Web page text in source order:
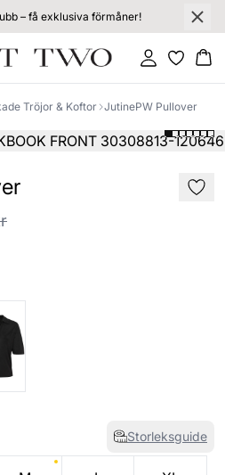
– få exklusiva förmåner!
Logga in
Tröjor & Koftor JutinePW Pullover
Storleksguide